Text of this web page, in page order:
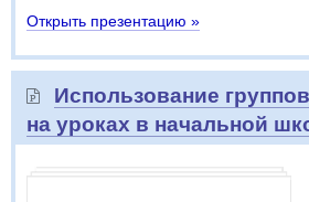
Открыть презентацию »
Использование
на уроках в начальной